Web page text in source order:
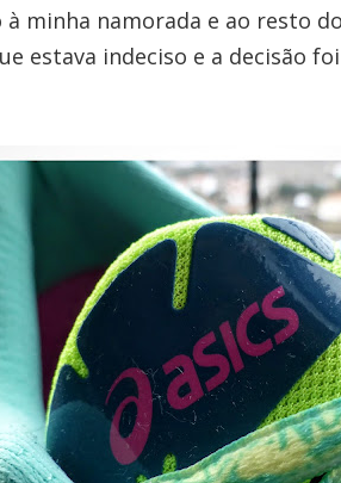
minha namorada e ao resto
estava indeciso e a decisão